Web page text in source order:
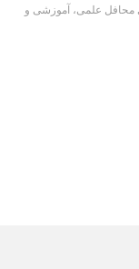
محافل علمی، آموزشی و